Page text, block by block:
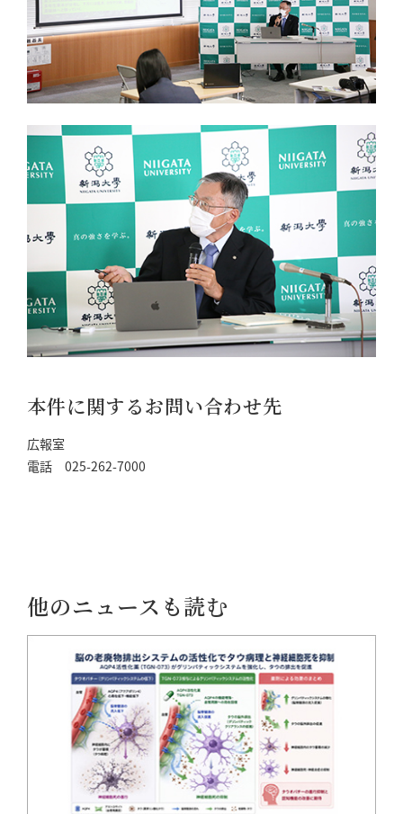
本件に関するお問い合わせ先
広報室
電話 025-262-7000
他のニュースも読む